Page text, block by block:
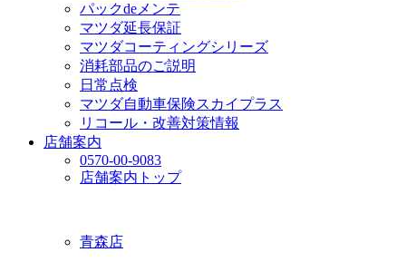
パックdeメンテ
マツダ延長保証
マツダコーティングシリーズ
消耗部品のご説明
日常点検
マツダ自動車保険スカイプラス
リコール・改善対策情報
店舗案内
0570-00-9083
店舗案内トップ
青森店